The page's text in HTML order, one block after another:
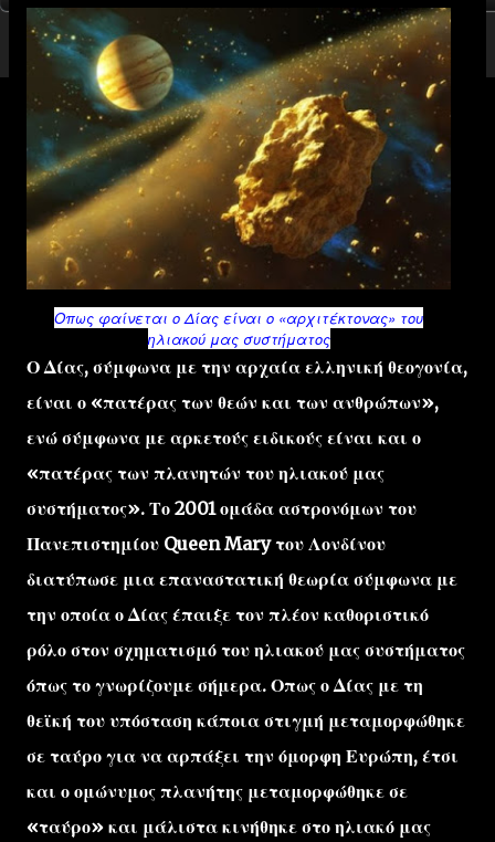
Οπως φαίνεται ο Δίας είναι ο «αρχιτέκτονας» του
ηλιακού μας συστήματος
Ο Δίας, σύμφωνα με την αρχαία ελληνική θεογονία,
είναι ο «πατέρας των θεών και των ανθρώπων»,
ενώ σύμφωνα με αρκετούς ειδικούς είναι και ο
«πατέρας των πλανητών του ηλιακού μας
συστήματος». Το 2001 ομάδα αστρονόμων του
Πανεπιστημίου Queen Mary του Λονδίνου
διατύπωσε μια επαναστατική θεωρία σύμφωνα με
την οποία ο Δίας έπαιξε τον πλέον καθοριστικό
ρόλο στον σχηματισμό του ηλιακού μας συστήματος
όπως το γνωρίζουμε σήμερα. Οπως ο Δίας με τη
θεϊκή του υπόσταση κάποια στιγμή μεταμορφώθηκε
σε ταύρο για να αρπάξει την όμορφη Ευρώπη, έτσι
και ο ομώνυμος πλανήτης μεταμορφώθηκε σε
«ταύρο» και μάλιστα κινήθηκε στο ηλιακό μας